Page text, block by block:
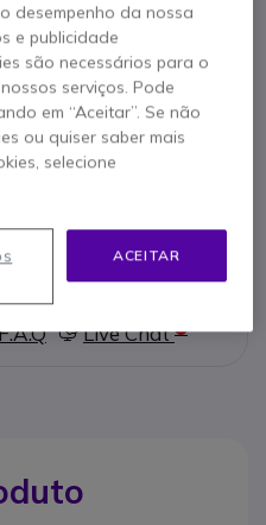
3 - TLKR 5 - TLKR T7
-
Live Chat
desempenho da nossa
e publicidade
são necessários para o
serviços. Pode
em “Aceitar”. Se não
ou quiser saber mais
selecione
ACEITAR